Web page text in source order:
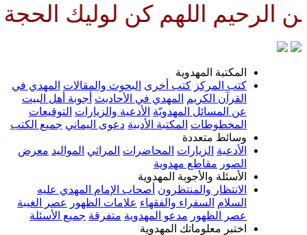
كن لوليك الحجة بن
المهدوية
كتب أخرى البحوث والمقالات المهدي في
المهدي في الأحاديث أجوبة أهل البيت
المسائل المهدويّة الأدعية والزيارات التوقيعات
المكتبة الأدبية دعوى اليماني جميع الكتب
متعددة
الزيارات المحاضرات المراثي المواليد معرض
مقاطع مهدوية
والأجوبة المهدوية
والمنتظرون أصحاب الإمام المهدي عليه
السفراء والفقهاء علامات الظهور عصر الغيبة
مدعو المهدوية متفرقة جميع الأسئلة
معلوماتك المهدوية